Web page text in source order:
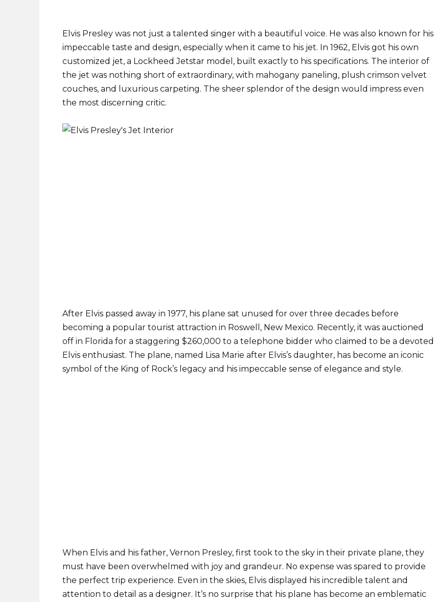
Elvis Presley was not just a talented singer with a beautiful voice. He was also known for his
impeccable taste and design, especially when it came to his jet. In 1962, Elvis got his own
customized jet, a Lockheed Jetstar model, built exactly to his specifications. The interior of
the jet was nothing short of extraordinary, with mahogany paneling, plush crimson velvet
couches, and luxurious carpeting. The sheer splendor of the design would impress even
the most discerning critic.
After Elvis passed away in 1977, his plane sat unused for over three decades before
becoming a popular tourist attraction in Roswell, New Mexico. Recently, it was auctioned
off in Florida for a staggering $260,000 to a telephone bidder who claimed to be a devoted
Elvis enthusiast. The plane, named Lisa Marie after Elvis’s daughter, has become an iconic
symbol of the King of Rock’s legacy and his impeccable sense of elegance and style.
When Elvis and his father, Vernon Presley, first took to the sky in their private plane, they
must have been overwhelmed with joy and grandeur. No expense was spared to provide
the perfect trip experience. Even in the skies, Elvis displayed his incredible talent and
attention to detail as a designer. It’s no surprise that his plane has become an emblematic